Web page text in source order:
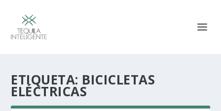
ETIQUETA: BICICLETAS
ELÉCTRICAS